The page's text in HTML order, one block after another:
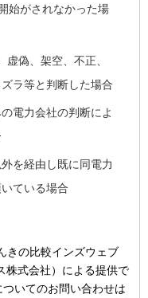
始がされなかった場
偽、架空、不正、
ラ等と判断した場合
電力会社の判断によ
を経由し既に同電力
ている場合
きの比較インズウェブ
株式会社）による提供で
いてのお問い合わせは